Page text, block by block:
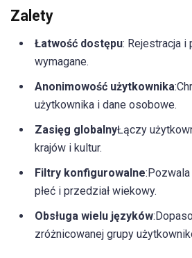
Zalety
Łatwość dostępu: Rejestracja i
wymagane.
Anonimowość użytkownika
użytkownika i dane osobowe.
Zasięg globalnyŁączy
krajów i kultur.
Filtry konfigurowalne
płeć i przedział wiekowy.
Obsługa wielu języków
zróżnicowanej grupy